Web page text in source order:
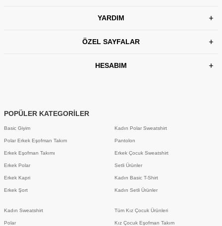
YARDIM
ÖZEL SAYFALAR
HESABIM
POPÜLER KATEGORİLER
Basic Giyim
Polar Erkek Eşofman Takım
Erkek Eşofman Takımı
Erkek Polar
Erkek Kapri
Erkek Şort
Kadın Sweatshirt
Polar
Kadın Polar Sweatshirt
Pantolon
Erkek Çocuk Sweatshirt
Setli Ürünler
Kadın Basic T-Shirt
Kadın Setli Ürünler
Tüm Kız Çocuk Ürünleri
Kız Çocuk Eşofman Takım